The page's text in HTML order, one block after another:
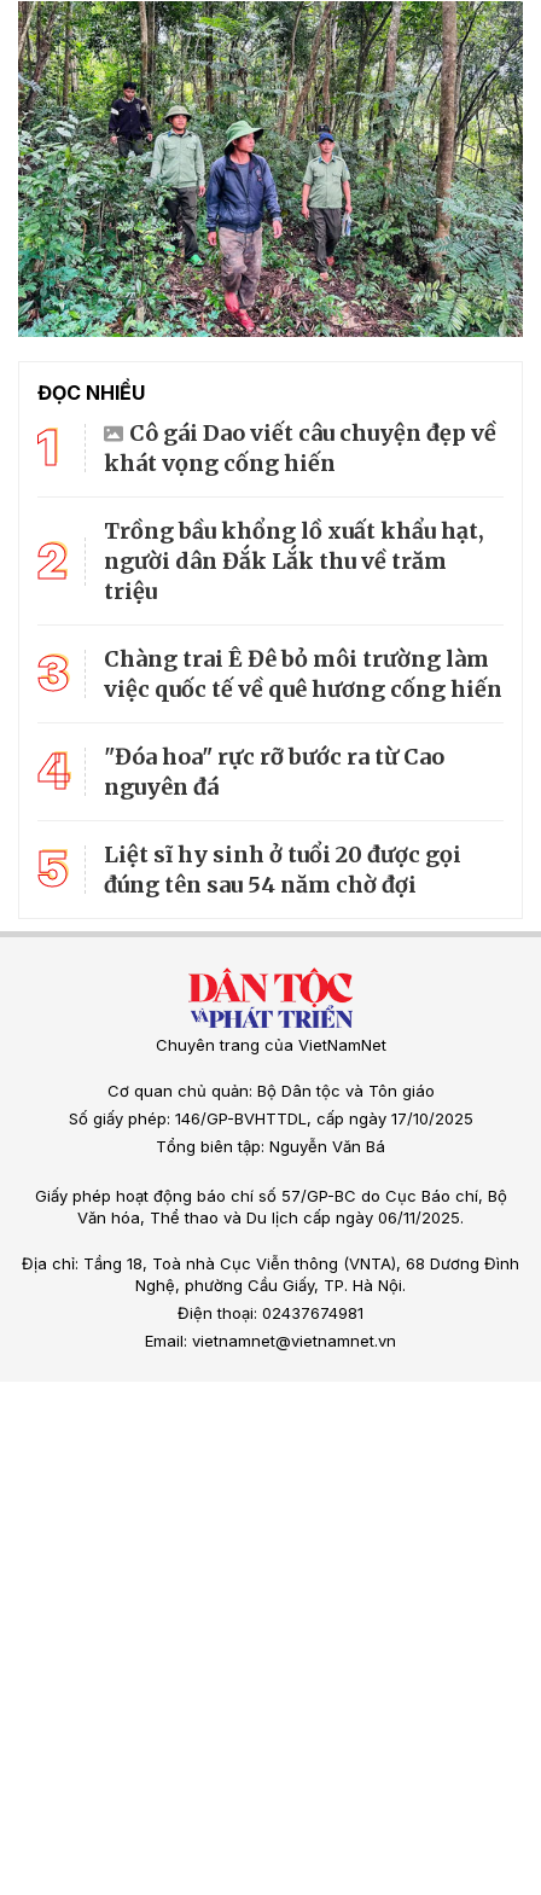
ĐỌC NHIỀU
1
Cô gái Dao viết câu chuyện đẹp về
khát vọng cống hiến
2
Trồng bầu khổng lồ xuất khẩu hạt,
người dân Đắk Lắk thu về trăm
triệu
3
Chàng trai Ê Đê bỏ môi trường làm
việc quốc tế về quê hương cống hiến
4
"Đóa hoa" rực rỡ bước ra từ Cao
nguyên đá
5
Liệt sĩ hy sinh ở tuổi 20 được gọi
đúng tên sau 54 năm chờ đợi
Chuyên trang của VietNamNet
Cơ quan chủ quản: Bộ Dân tộc và Tôn giáo
Số giấy phép: 146/GP-BVHTTDL, cấp ngày 17/10/2025
Tổng biên tập: Nguyễn Văn Bá
Giấy phép hoạt động báo chí số 57/GP-BC do Cục Báo chí, Bộ
Văn hóa, Thể thao và Du lịch cấp ngày 06/11/2025.
Địa chỉ: Tầng 18, Toà nhà Cục Viễn thông (VNTA), 68 Dương Đình
Nghệ, phường Cầu Giấy, TP. Hà Nội.
Điện thoại: 02437674981
Email: vietnamnet@vietnamnet.vn